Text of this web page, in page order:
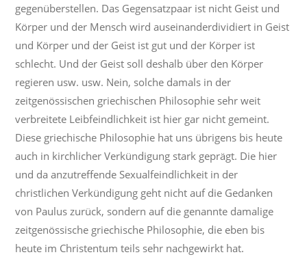
gegenüberstellen. Das Gegensatzpaar ist nicht Geist und
Körper und der Mensch wird auseinanderdividiert in Geist
und Körper und der Geist ist gut und der Körper ist
schlecht. Und der Geist soll deshalb über den Körper
regieren usw. usw. Nein, solche damals in der
zeitgenössischen griechischen Philosophie sehr weit
verbreitete Leibfeindlichkeit ist hier gar nicht gemeint.
Diese griechische Philosophie hat uns übrigens bis heute
auch in kirchlicher Verkündigung stark geprägt. Die hier
und da anzutreffende Sexualfeindlichkeit in der
christlichen Verkündigung geht nicht auf die Gedanken
von Paulus zurück, sondern auf die genannte damalige
zeitgenössische griechische Philosophie, die eben bis
heute im Christentum teils sehr nachgewirkt hat.